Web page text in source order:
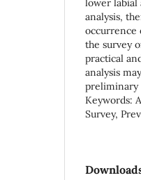
lower labial
analysis,
occurrence
the survey
practical
analysis
preliminary
Keywords:
Survey,